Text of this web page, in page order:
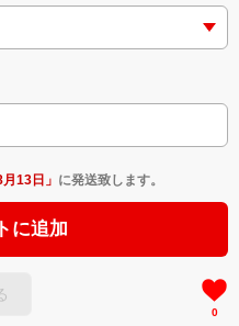
月13日 」 に発送致します。
に追加
0